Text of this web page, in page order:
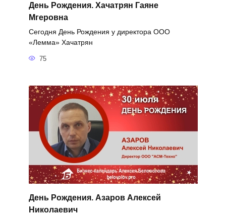
День Рождения. Хачатрян Гаяне
Мгеровна
Сегодня День Рождения у директора ООО
«Лемма» Хачатрян
75
День Рождения. Азаров Алексей
Николаевич